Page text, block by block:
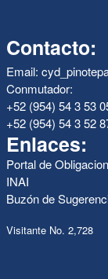
Contacto:
Email:
Conmutador:
+52 (954) 54 3 53
+52 (954) 54 3 52
Enlaces:
Portal de
INAI
Buzón de
Visitante No. 2,728